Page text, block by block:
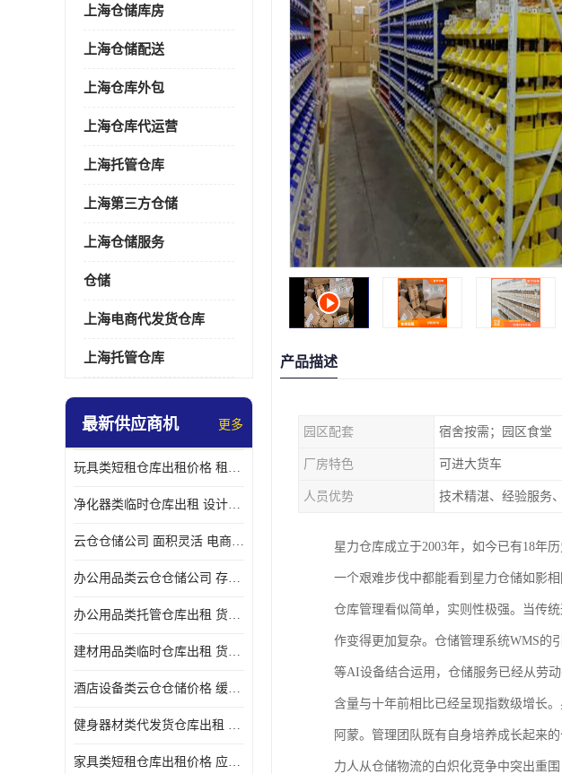
上海仓储库房
上海仓储配送
上海仓库外包
上海仓库代运营
上海托管仓库
上海第三方仓储
上海仓储服务
仓储
上海电商代发货仓库
上海托管仓库
最新供应商机 更多
玩具类短租仓库出租价格 租期灵活 智能电商配套
净化器类临时仓库出租 设计简单 电商仓储物流战略合作
云仓仓储公司 面积灵活 电商仓储物流战略合作
办公用品类云仓仓储公司 存货周转很快 电商仓储物流战略整合
办公用品类托管仓库出租 货物装卸方便 电商仓储物流战略合作
建材用品类临时仓库出租 货物装卸方便 仓储供应链配套
酒店设备类云仓仓储价格 缓解企业储存压力 智能电商配套
健身器材类代发货仓库出租 租期灵活 新媒体平台配套
家具类短租仓库出租价格 应用广泛 智能电商配套
产品描述
园区配套 宿舍按需；园区食堂
厂房特色 可进大货车
人员优势 技术精湛、经验服务
星力仓库成立于2003年，如今已有18年
一个艰难步伐中都能看到星力仓储如影
仓库管理看似简单，实则性极强。当传
作变得更加复杂。仓储管理系统WMS的
等AI设备结合运用，仓储服务已经从劳
含量与十年前相比已经呈现指数级增长
阿蒙。管理团队既有自身培养成长起来
力人从仓储物流的白炽化竞争中突出重